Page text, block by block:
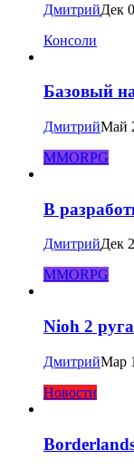
ДмитрийДек
Консоли
Базовый
ДмитрийМай
MMORPG
В
ДмитрийДек
MMORPG
Nioh 2
ДмитрийМар
Новости